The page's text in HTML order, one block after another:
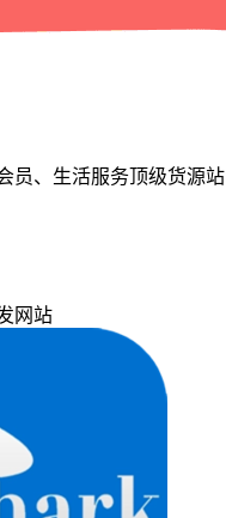
员、生活服务顶级货源站
网站